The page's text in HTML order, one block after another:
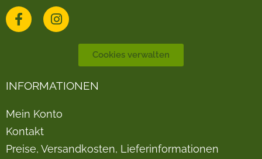
Cookies verwalten
INFORMATIONEN
Mein Konto
Kontakt
Preise, Versandkosten, Lieferinformationen